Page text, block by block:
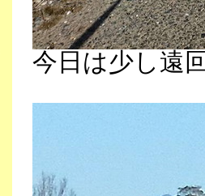
今日は少し遠